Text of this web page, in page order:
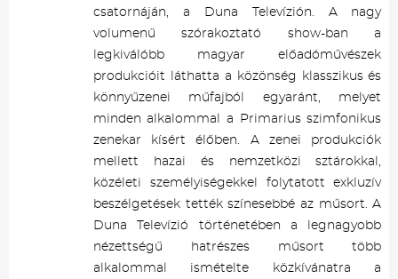
csatornáján, a Duna Televízión. A nagy
volumenű szórakoztató show-ban a
legkiválóbb magyar előadóművészek
produkcióit láthatta a közönség klasszikus és
könnyűzenei műfajból egyaránt, melyet
minden alkalommal a Primarius szimfonikus
zenekar kísért élőben. A zenei produkciók
mellett hazai és nemzetközi sztárokkal,
közéleti személyiségekkel folytatott exkluzív
beszélgetések tették színesebbé az műsort. A
Duna Televízió történetében a legnagyobb
nézettségű hatrészes műsort több
alkalommal ismételte közkívánatra a